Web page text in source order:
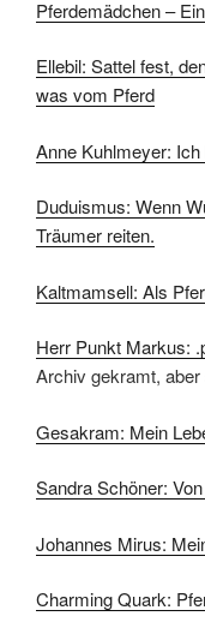
Pferdemädchen –
Ellebil: Sattel fest,
was vom Pferd
Anne Kuhlmeyer:
Duduismus: Wenn
Träumer reiten.
Kaltmamsell: Als
Herr Punkt Markus:
Archiv gekramt,
Gesakram: Mein
Sandra Schöner:
Johannes Mirus:
Charming Quark: